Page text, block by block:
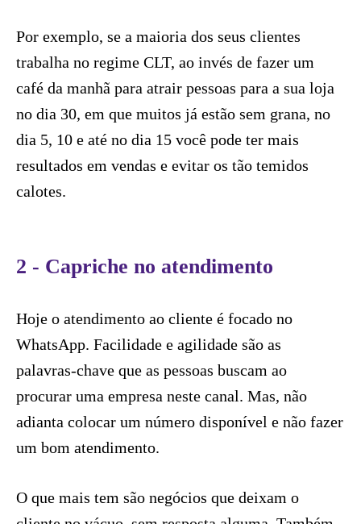
Por exemplo, se a maioria dos seus clientes
trabalha no regime CLT, ao invés de fazer um
café da manhã para atrair pessoas para a sua loja
no dia 30, em que muitos já estão sem grana, no
dia 5, 10 e até no dia 15 você pode ter mais
resultados em vendas e evitar os tão temidos
calotes.
2 - Capriche no atendimento
Hoje o atendimento ao cliente é focado no
WhatsApp. Facilidade e agilidade são as
palavras-chave que as pessoas buscam ao
procurar uma empresa neste canal. Mas, não
adianta colocar um número disponível e não fazer
um bom atendimento.
O que mais tem são negócios que deixam o